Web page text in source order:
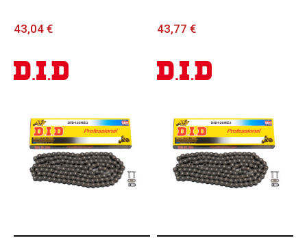
43,04 € 43,77 €